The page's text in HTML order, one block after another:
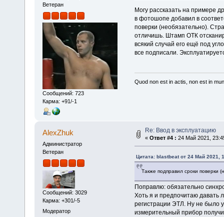
Ветеран
Сообщений: 723
Карма: +91/-1
Могу рассказать на примере
в фотошопе добавил в
поверки (необязательно).
отличишь. Штамп ОТК
всякий случай его ещё под
все подписали.
Quod non est in actis, non est in
AlexZhuk
Администратор
Ветеран
Сообщений: 3029
Карма: +301/-5
Модератор
Re: Ввод в эксплуатацию
« Ответ #4 : 24 Май 2021,
Цитата: blastbeat от 24 Май 2021,
Также подправил сроки поверки
Поправлю: обязательно
Хоть я и предпочитаю давать
регистрации ЭТЛ. Ну не было
измерительный прибор